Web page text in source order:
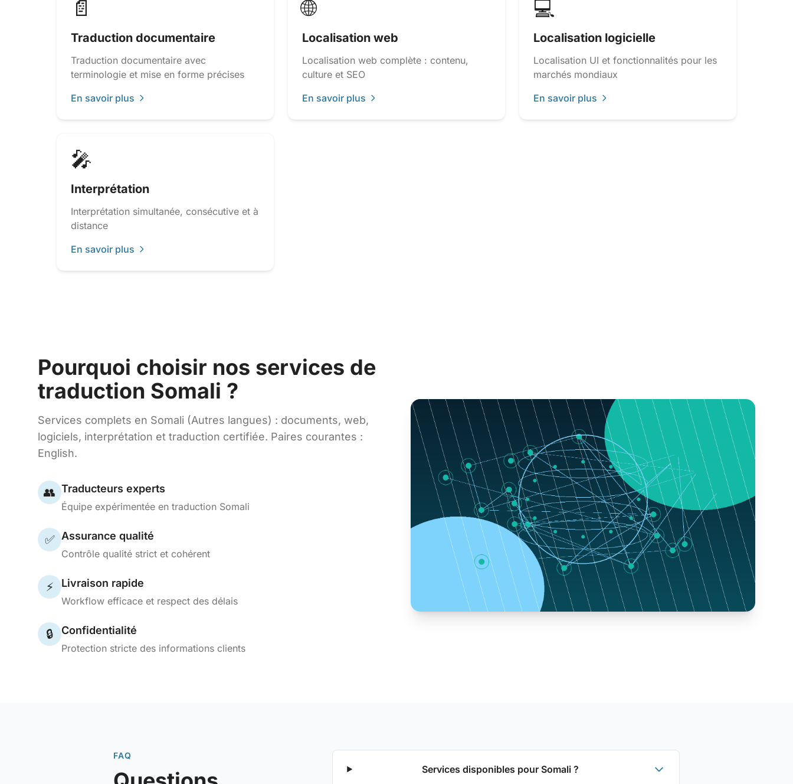
📄
Traduction documentaire
Traduction documentaire avec
terminologie et mise en forme précises
En savoir plus
🌐
Localisation web
Localisation web complète : contenu,
culture et SEO
En savoir plus
💻
Localisation logicielle
Localisation UI et fonctionnalités pour les
marchés mondiaux
En savoir plus
🎤
Interprétation
Interprétation simultanée, consécutive et à
distance
En savoir plus
Pourquoi choisir nos services de
traduction Somali ?
Services complets en Somali (Autres langues) : documents, web,
logiciels, interprétation et traduction certifiée. Paires courantes :
English.
👥 Traducteurs experts
Équipe expérimentée en traduction Somali
✅ Assurance qualité
Contrôle qualité strict et cohérent
⚡ Livraison rapide
Workflow efficace et respect des délais
🔒 Confidentialité
Protection stricte des informations clients
FAQ
Services disponibles pour Somali ?